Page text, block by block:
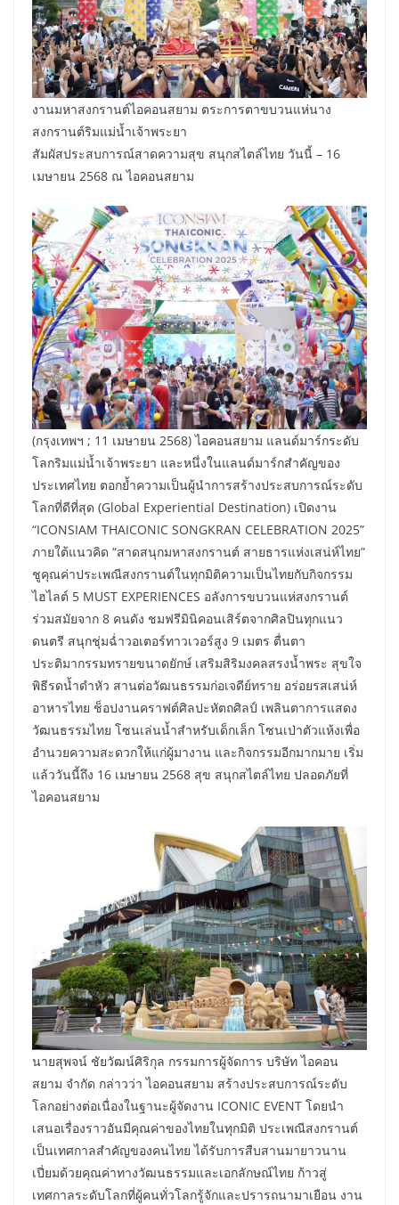
งานมหาสงกรานต์ไอคอนสยาม ตระการตาขบวนแห่นาง
สงกรานต์ริมแม่น้ำเจ้าพระยา
สัมผัสประสบการณ์สาดความสุข สนุกสไตล์ไทย วันนี้ – 16
เมษายน 2568 ณ ไอคอนสยาม
(กรุงเทพฯ ; 11 เมษายน 2568) ไอคอนสยาม แลนด์มาร์กระดับ
โลกริมแม่น้ำเจ้าพระยา และหนึ่งในแลนด์มาร์กสำคัญของ
ประเทศไทย ตอกย้ำความเป็นผู้นำการสร้างประสบการณ์ระดับ
โลกที่ดีที่สุด (Global Experiential Destination) เปิดงาน
“ICONSIAM THAICONIC SONGKRAN CELEBRATION 2025”
ภายใต้แนวคิด “สาดสนุกมหาสงกรานต์ สายธารแห่งเสน่ห์ไทย”
ชูคุณค่าประเพณีสงกรานต์ในทุกมิติความเป็นไทยกับกิจกรรม
ไฮไลต์ 5 MUST EXPERIENCES อลังการขบวนแห่สงกรานต์
ร่วมสมัยจาก 8 คนดัง ชมฟรีมินิคอนเสิร์ตจากศิลปินทุกแนว
ดนตรี สนุกชุ่มฉ่ำวอเตอร์ทาวเวอร์สูง 9 เมตร ตื่นตา
ประติมากรรมทรายขนาดยักษ์ เสริมสิริมงคลสรงน้ำพระ สุขใจ
พิธีรดน้ำดำหัว สานต่อวัฒนธรรมก่อเจดีย์ทราย อร่อยรสเสน่ห์
อาหารไทย ช็อปงานคราฟต์ศิลปะหัตถศิลป์ เพลินตาการแสดง
วัฒนธรรมไทย โซนเล่นน้ำสำหรับเด็กเล็ก โซนเป่าตัวแห้งเพื่อ
อำนวยความสะดวกให้แก่ผู้มางาน และกิจกรรมอีกมากมาย เริ่ม
แล้ววันนี้ถึง 16 เมษายน 2568 สุข สนุกสไตล์ไทย ปลอดภัยที่
ไอคอนสยาม
นายสุพจน์ ชัยวัฒน์ศิริกุล กรรมการผู้จัดการ บริษัท ไอคอน
สยาม จำกัด กล่าวว่า ไอคอนสยาม สร้างประสบการณ์ระดับ
โลกอย่างต่อเนื่องในฐานะผู้จัดงาน ICONIC EVENT โดยนำ
เสนอเรื่องราวอันมีคุณค่าของไทยในทุกมิติ ประเพณีสงกรานต์
เป็นเทศกาลสำคัญของคนไทย ได้รับการสืบสานมายาวนาน
เปี่ยมด้วยคุณค่าทางวัฒนธรรมและเอกลักษณ์ไทย ก้าวสู่
เทศกาลระดับโลกที่ผู้คนทั่วโลกรู้จักและปรารถนามาเยือน งาน